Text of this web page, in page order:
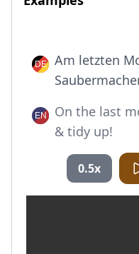
Am letzten
On the last
& tidy up!
0.5x